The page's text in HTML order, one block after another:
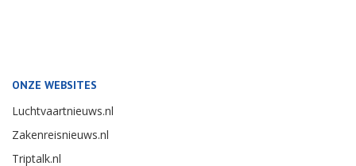
ONZE WEBSITES
Luchtvaartnieuws.nl
Zakenreisnieuws.nl
Triptalk.nl